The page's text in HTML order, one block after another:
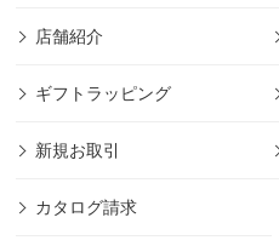
■本規約に明記された場合
■その他本規約に規定さ
■「株式会社シモジマ」は
「株式会社シモジマ」が
店舗紹介
ギフトラッピング
新規お取引
カタログ請求